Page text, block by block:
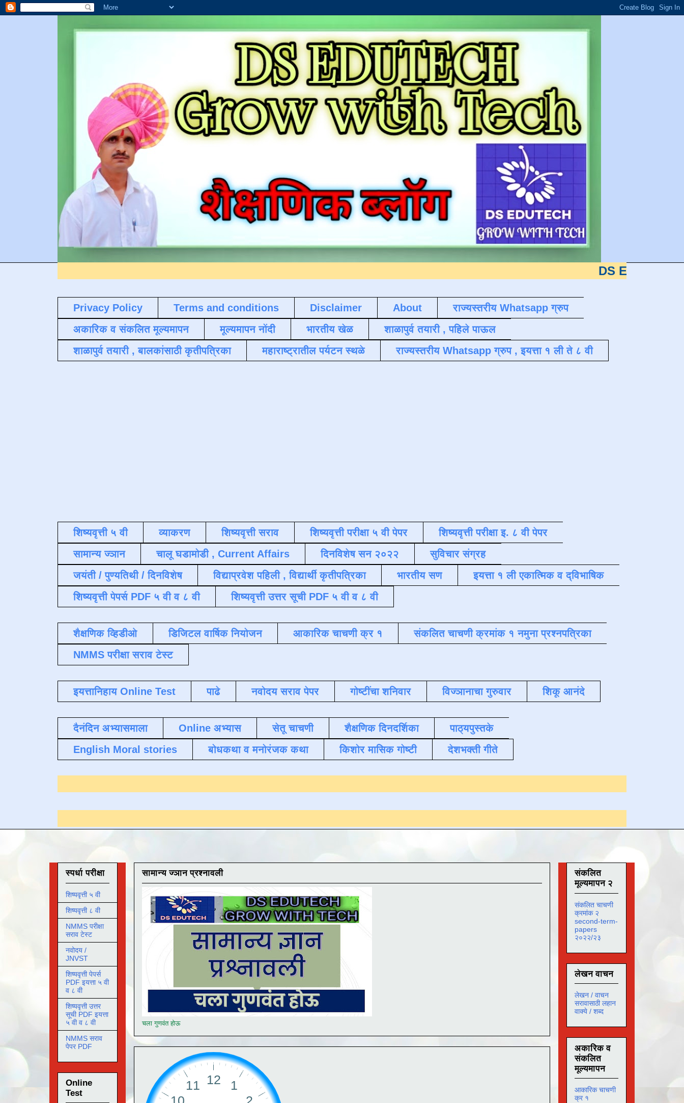
DS EDUTECH
Privacy Policy Terms and conditions Disclaimer About
राज्यस्तरीय Whatsapp ग्रुप
अकारिक व संकलित मूल्यमापन
मूल्यमापन नोंदी भारतीय खेळ
शाळापुर्व तयारी , पहिले पाऊल
शाळापुर्व तयारी , बालकांसाठी कृतीपत्रिका
महाराष्ट्रातील पर्यटन स्थळे राज्यस्तरीय Whatsapp ग्रुप , इयत्ता १ ली ते ८ वी
शिष्यवृत्ती ५ वी व्याकरण शिष्यवृत्ती सराव शिष्यवृत्ती परीक्षा ५ वी पेपर
शिष्यवृत्ती परीक्षा इ. ८ वी पेपर
सामान्य ज्ञान
चालू घडामोडी , Current Affairs दिनविशेष सन २०२२
सुविचार संग्रह
जयंती / पुण्यतिथी / दिनविशेष
विद्याप्रवेश पहिली , विद्यार्थी कृतीपत्रिका भारतीय सण
इयत्ता १ ली एकात्मिक व द्विभाषिक
शिष्यवृत्ती पेपर्स PDF ५ वी व ८ वी
शिष्यवृत्ती उत्तर सूची PDF ५ वी व ८ वी
शैक्षणिक व्हिडीओ डिजिटल वार्षिक नियोजन आकारिक चाचणी क्र १
संकलित चाचणी क्रमांक १ नमुना प्रश्नपत्रिका
NMMS परीक्षा सराव टेस्ट
इयत्तानिहाय Online Test पाढे नवोदय सराव पेपर गोष्टींचा शनिवार विज्ञानाचा गुरुवार शिकू आनंदे
दैनंदिन अभ्यासमाला Online अभ्यास सेतू चाचणी शैक्षणिक दिनदर्शिका
पाठ्यपुस्तके
English Moral stories
बोधकथा व मनोरंजक कथा किशोर मासिक गोष्टी देशभक्ती गीते
सामान्य ज्ञान प्रश्नावली
चला गुणवंत होऊ
स्पर्धा परीक्षा
शिष्यवृत्ती ५ वी
शिष्यवृत्ती ८ वी
NMMS परीक्षा
सराव टेस्ट
नवोदय /
JNVST
शिष्यवृत्ती पेपर्स
PDF इयत्ता ५ वी
व ८ वी
शिष्यवृत्ती उत्तर
सूची PDF इयत्ता
५ वी व ८ वी
NMMS सराव
पेपर PDF
Online
Test
संकलित
मूल्यमापन २
संकलित चाचणी
क्रमांक २
second-term-
papers
२०२२/२३
लेखन वाचन
लेखन / वाचन
सरावासाठी लहान
वाक्ये / शब्द
अकारिक व
संकलित
मूल्यमापन
आकारिक चाचणी
क्र १